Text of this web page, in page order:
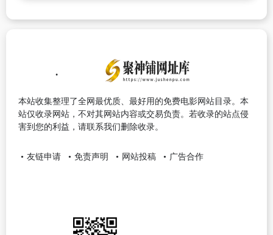
本站收集整理了全网最优质、最好用的免费电影网站目录。本
站仅收录网站，不对其网站内容或交易负责。若收录的站点侵
害到您的利益，请联系我们删除收录。
友链申请 免责声明 网站投稿 广告合作